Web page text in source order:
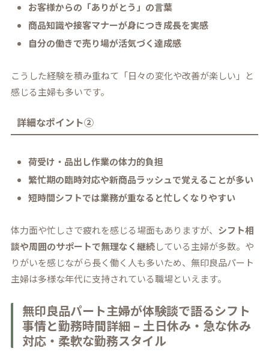
お客様からの「ありがとう」の言葉
商品知識や接客マナーが身につき成長を実感
自分の働きで売り場が活気づく達成感
こうした経験を積み重ねて「日々の変化や改善が楽しい」と
感じる主婦も多いです。
詳細なポイント②
荷受け・品出し作業の体力的負担
繁忙期の臨時対応や新商品ラッシュで覚えることが多い
短時間シフトでは業務が重なると忙しくなりやすい
体力面や忙しさで疲れを感じる場面もありますが、 シフト相
談や周囲のサポートで無理なく継続している主婦が多数。や
りがいを感じながら長く働く人も多いため、無印良品パート
主婦は多様な年代に支持されている職場といえます。
無印良品パート主婦が体験談で語るシフト
事情と勤務時間詳細 – 土日休み・急な休み
対応・柔軟な勤務スタイル